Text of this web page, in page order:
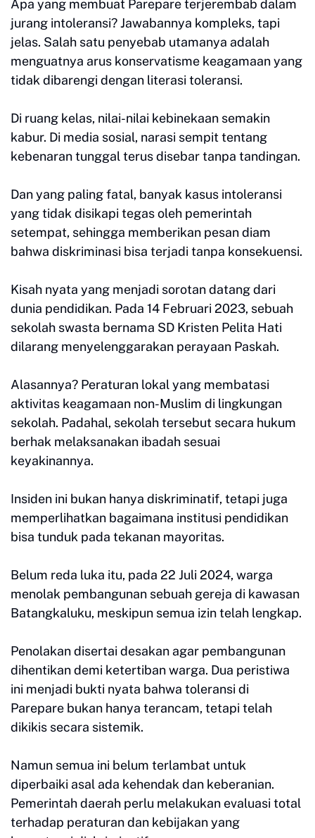
Apa yang membuat Parepare terjerembab dalam
jurang intoleransi? Jawabannya kompleks, tapi
jelas. Salah satu penyebab utamanya adalah
menguatnya arus konservatisme keagamaan yang
tidak dibarengi dengan literasi toleransi.
Di ruang kelas, nilai-nilai kebinekaan semakin
kabur. Di media sosial, narasi sempit tentang
kebenaran tunggal terus disebar tanpa tandingan.
Dan yang paling fatal, banyak kasus intoleransi
yang tidak disikapi tegas oleh pemerintah
setempat, sehingga memberikan pesan diam
bahwa diskriminasi bisa terjadi tanpa konsekuensi.
Kisah nyata yang menjadi sorotan datang dari
dunia pendidikan. Pada 14 Februari 2023, sebuah
sekolah swasta bernama SD Kristen Pelita Hati
dilarang menyelenggarakan perayaan Paskah.
Alasannya? Peraturan lokal yang membatasi
aktivitas keagamaan non-Muslim di lingkungan
sekolah. Padahal, sekolah tersebut secara hukum
berhak melaksanakan ibadah sesuai
keyakinannya.
Insiden ini bukan hanya diskriminatif, tetapi juga
memperlihatkan bagaimana institusi pendidikan
bisa tunduk pada tekanan mayoritas.
Belum reda luka itu, pada 22 Juli 2024, warga
menolak pembangunan sebuah gereja di kawasan
Batangkaluku, meskipun semua izin telah lengkap.
Penolakan disertai desakan agar pembangunan
dihentikan demi ketertiban warga. Dua peristiwa
ini menjadi bukti nyata bahwa toleransi di
Parepare bukan hanya terancam, tetapi telah
dikikis secara sistemik.
Namun semua ini belum terlambat untuk
diperbaiki asal ada kehendak dan keberanian.
Pemerintah daerah perlu melakukan evaluasi total
terhadap peraturan dan kebijakan yang